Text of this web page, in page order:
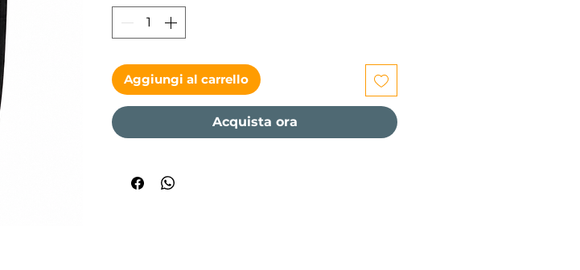
Aggiungi al carrello
Acquista ora